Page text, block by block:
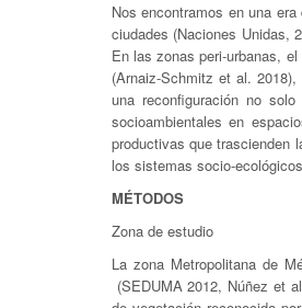
Nos encontramos en una
ciudades (Naciones Unidas,
En las zonas peri-urbanas,
(Arnaiz-Schmitz et al.
una reconfiguración no
socioambientales en
productivas que trascienden
los sistemas socio-
MÉTODOS
Zona de estudio
La zona Metropolitana de
(SEDUMA 2012, Núñez et